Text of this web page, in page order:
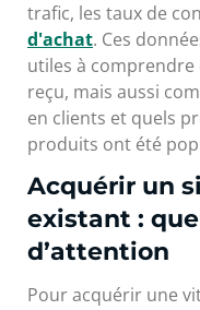
trafic, les taux de
d'achat. Ces
utiles à comprendre
reçu, mais aussi
en clients et quels
produits ont été
Acquérir un
existant :
d’attention
Pour acquérir une